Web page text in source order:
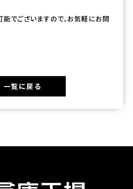
でございますので、お気軽にお問
一覧に戻る